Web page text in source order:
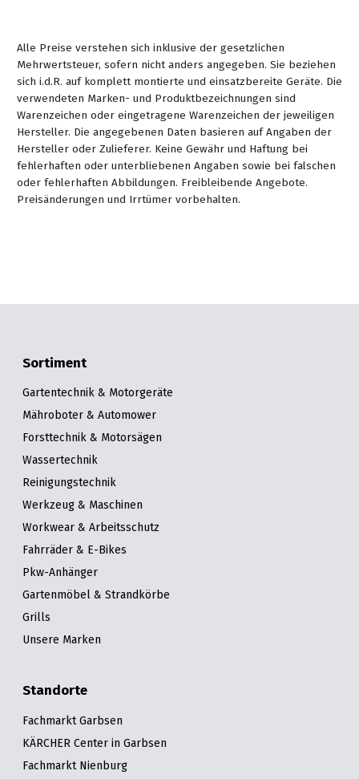
Alle Preise verstehen sich inklusive der gesetzlichen
Mehrwertsteuer, sofern nicht anders angegeben. Sie beziehen
sich i.d.R. auf komplett montierte und einsatzbereite Geräte. Die
verwendeten Marken- und Produktbezeichnungen sind
Warenzeichen oder eingetragene Warenzeichen der jeweiligen
Hersteller. Die angegebenen Daten basieren auf Angaben der
Hersteller oder Zulieferer. Keine Gewähr und Haftung bei
fehlerhaften oder unterbliebenen Angaben sowie bei falschen
oder fehlerhaften Abbildungen. Freibleibende Angebote.
Preisänderungen und Irrtümer vorbehalten.
Sortiment
Gartentechnik & Motorgeräte
Mähroboter & Automower
Forsttechnik & Motorsägen
Wassertechnik
Reinigungstechnik
Werkzeug & Maschinen
Workwear & Arbeitsschutz
Fahrräder & E-Bikes
Pkw-Anhänger
Gartenmöbel & Strandkörbe
Grills
Unsere Marken
Standorte
Fachmarkt Garbsen
KÄRCHER Center in Garbsen
Fachmarkt Nienburg